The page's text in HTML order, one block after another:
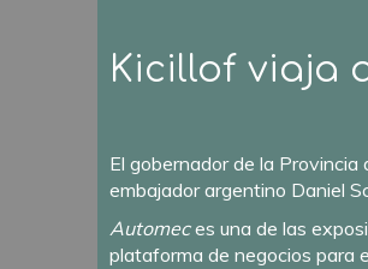
Kicillof viaja
El gobernador de la
embajador argentino Daniel
Automeces una de las
plataforma de negocios para